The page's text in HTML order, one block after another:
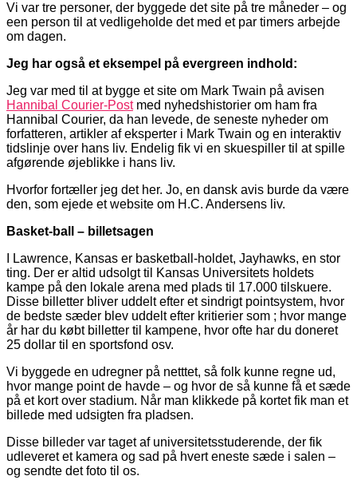
Vi var tre personer, der byggede det site på tre måneder – og
een person til at vedligeholde det med et par timers arbejde
om dagen.
Jeg har også et eksempel på evergreen indhold:
Jeg var med til at bygge et site om Mark Twain på avisen
Hannibal Courier-Postmed nyhedshistorier om ham fra
Hannibal Courier, da han levede, de seneste nyheder om
forfatteren, artikler af eksperter i Mark Twain og en interaktiv
tidslinje over hans liv. Endelig fik vi en skuespiller til at spille
afgørende øjeblikke i hans liv.
Hvorfor fortæller jeg det her. Jo, en dansk avis burde da være
den, som ejede et website om H.C. Andersens liv.
Basket-ball – billetsagen
I Lawrence, Kansas er basketball-holdet, Jayhawks, en stor
ting. Der er altid udsolgt til Kansas Universitets holdets
kampe på den lokale arena med plads til 17.000 tilskuere.
Disse billetter bliver uddelt efter et sindrigt pointsystem, hvor
de bedste sæder blev uddelt efter kritierier som ; hvor mange
år har du købt billetter til kampene, hvor ofte har du doneret
25 dollar til en sportsfond osv.
Vi byggede en udregner på netttet, så folk kunne regne ud,
hvor mange point de havde – og hvor de så kunne få et sæde
på et kort over stadium. Når man klikkede på kortet fik man et
billede med udsigten fra pladsen.
Disse billeder var taget af universitetsstuderende, der fik
udleveret et kamera og sad på hvert eneste sæde i salen –
og sendte det foto til os.